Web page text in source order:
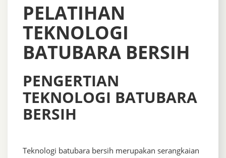
PELATIHAN
TEKNOLOGI
BATUBARA BERSIH
PENGERTIAN
TEKNOLOGI BATUBARA
BERSIH
Teknologi batubara bersih merupakan serangkaian